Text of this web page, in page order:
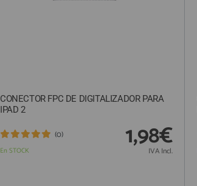
CONECTOR FPC DE DIGITALIZADOR PARA
IPAD 2
En STOCK
(0) 1,98€
IVA Incl.